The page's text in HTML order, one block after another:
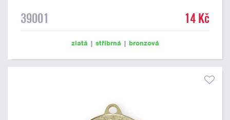
39001 14 Kč
zlatá | stříbrná | bronzová